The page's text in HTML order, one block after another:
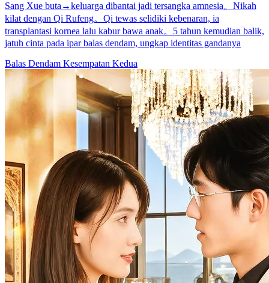
oleh Lia dan kabur. Lima tahun kemudian, dia kembali membawa
anaknya dan bersumpah untuk balas dendam pada orang-orang
yang pernah menyakitinya ... Kata Kunci: Channel Wanita, Balas
Dendam, Nikah Kontrak
Kelahiran kembali
Drama Periode